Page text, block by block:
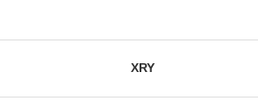
XRY